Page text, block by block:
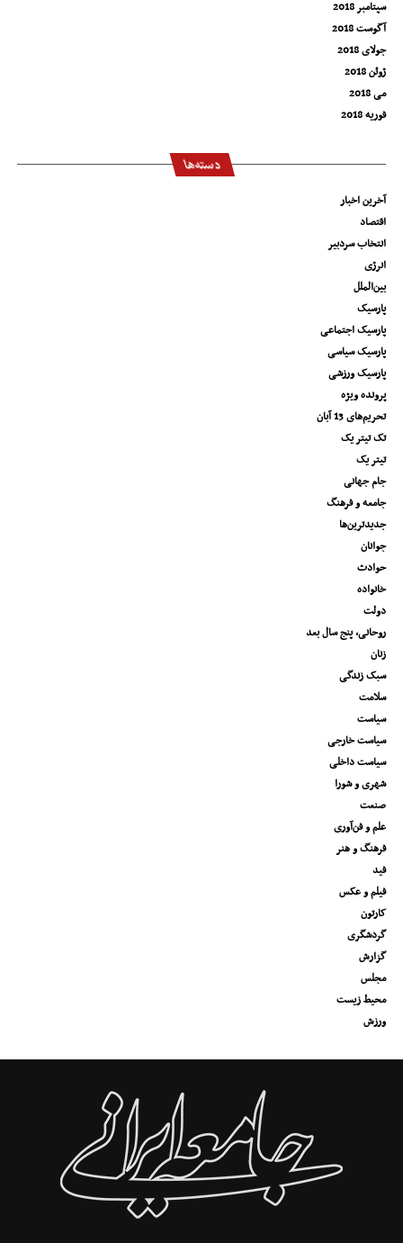
سپتامبر 2018
آگوست 2018
جولای 2018
ژوئن 2018
می 2018
فوریه 2018
دسته‌ها
آخرین اخبار
اقتصاد
انتخاب سردبیر
انرژی
بین‌الملل
پارسیک
پارسیک اجتماعی
پارسیک سیاسی
پارسیک ورزشی
پرونده ویژه
تحریم‌های 13 آبان
تک تیتر یک
تیتر یک
جام جهانی
جامعه و فرهنگ
جدیدترین‌ها
جوانان
حوادث
خانواده
دولت
روحانی، پنج سال بعد
زنان
سبک زندگی
سلامت
سیاست
سیاست خارجی
سیاست داخلی
شهری و شورا
صنعت
علم و فن‌آوری
فرهنگ و هنر
فید
فیلم و عکس
کارتون
گردشگری
گزارش
مجلس
محیط زیست
ورزش